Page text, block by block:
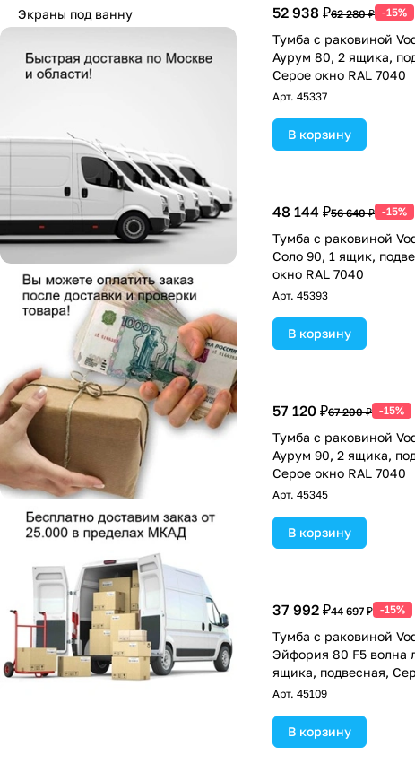
52 938 ₽62 280 ₽ -15%
Тумба с раковиной
Аурум 80, 2 ящика,
Серое окно RAL 7040
Арт. 45337
В корзину
48 144 ₽56 640 ₽ -15%
Тумба с раковиной
Соло 90, 1 ящик,
окно RAL 7040
Арт. 45393
В корзину
57 120 ₽67 200 ₽ -15%
Тумба с раковиной
Аурум 90, 2 ящика,
Серое окно RAL 7040
Арт. 45345
В корзину
37 992 ₽44 697 ₽ -15%
Тумба с раковиной
Эйфория 80 F5 волна
ящика, подвесная,
7040
Арт. 45109
В корзину
Экраны под ванну